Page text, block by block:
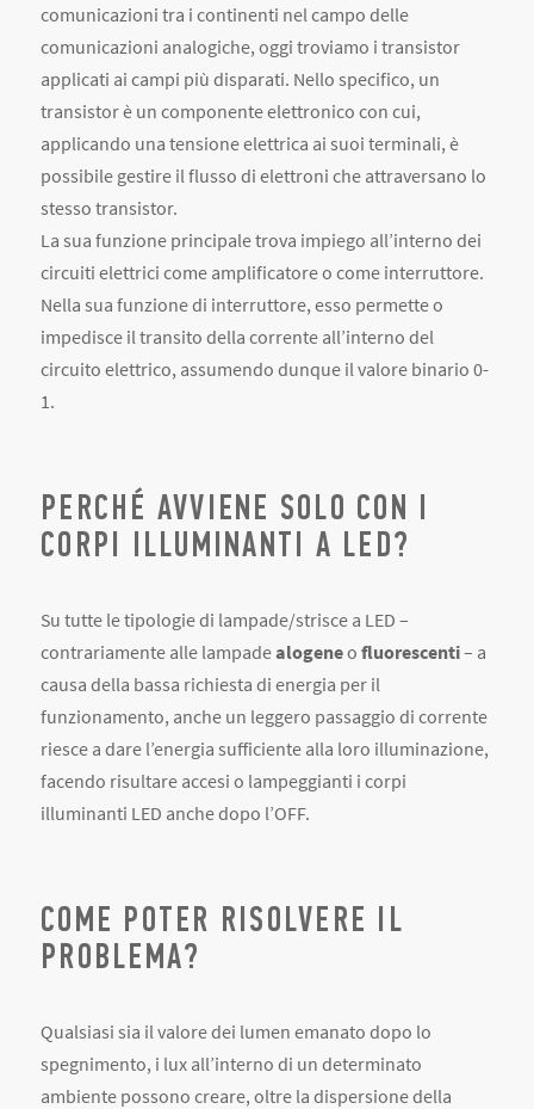
comunicazioni tra i continenti nel campo delle
comunicazioni analogiche, oggi troviamo i transistor
applicati ai campi più disparati. Nello specifico, un
transistor è un componente elettronico con cui,
applicando una tensione elettrica ai suoi terminali, è
possibile gestire il flusso di elettroni che attraversano lo
stesso transistor.
La sua funzione principale trova impiego all’interno dei
circuiti elettrici come amplificatore o come interruttore.
Nella sua funzione di interruttore, esso permette o
impedisce il transito della corrente all’interno del
circuito elettrico, assumendo dunque il valore binario 0-
1.
PERCHÉ AVVIENE SOLO CON I
CORPI ILLUMINANTI A LED?
Su tutte le tipologie di lampade/strisce a LED –
contrariamente alle lampadealogeneo fluorescenti– a
causa della bassa richiesta di energia per il
funzionamento, anche un leggero passaggio di corrente
riesce a dare l’energia sufficiente alla loro illuminazione,
facendo risultare accesi o lampeggianti i corpi
illuminanti LED anche dopo l’OFF.
COME POTER RISOLVERE IL
PROBLEMA?
Qualsiasi sia il valore dei lumen emanato dopo lo
spegnimento, i lux all’interno di un determinato
ambiente possono creare, oltre la dispersione della